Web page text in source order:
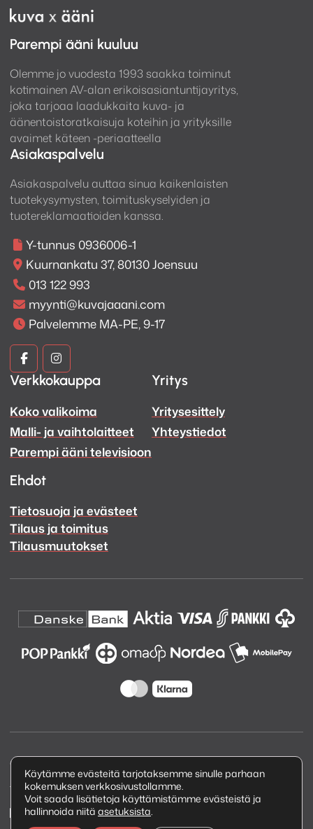
Parempi ääni kuuluu
Olemme jo vuodesta 1993 saakka toiminut
kotimainen AV-alan erikoisasiantuntijayritys,
joka tarjoaa laadukkaita kuva- ja
äänentoistoratkaisuja koteihin ja yrityksille
avaimet käteen -periaatteella
Asiakaspalvelu
Asiakaspalvelu auttaa sinua kaikenlaisten
tuotekysymysten, toimituskyselyiden ja
tuotereklamaatioiden kanssa.
Y-tunnus 0936006-1
Kuurnankatu 37, 80130 Joensuu
013 122 993
myynti@kuvajaaani.com
Palvelemme MA-PE, 9-17
Kuva
ja
Ääni
Facebook
Kuva
ja
Ääni
Instagram
Verkkokauppa
Koko valikoima
Malli- ja vaihtolaitteet
Parempi ääni televisioon
Yritys
Yritysesittely
Yhteystiedot
Ehdot
Tietosuoja ja evästeet
Tilaus ja toimitus
Tilausmuutokset
Copyright © 2026 Kuva ja Ääni Oy
Tietosuojaseloste
Käytämme evästeitä tarjotaksemme sinulle parhaan
kokemuksen verkkosivustollamme.
Voit saada lisätietoja käyttämistämme evästeistä ja
hallinnoida niitä asetuksista.